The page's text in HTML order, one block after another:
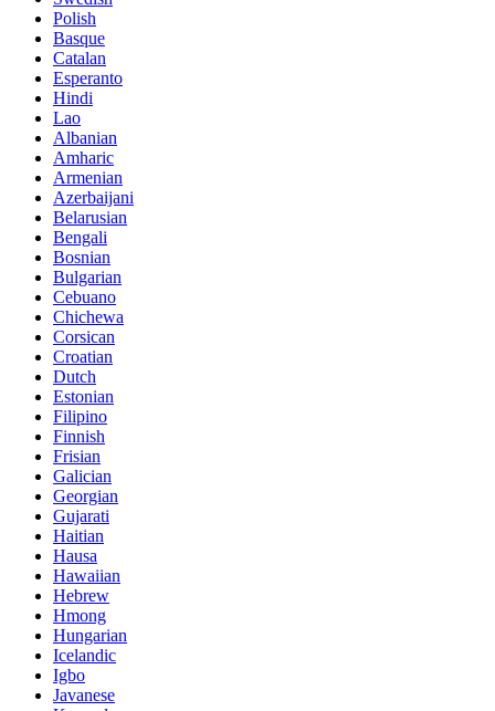
Polish
Basque
Catalan
Esperanto
Hindi
Lao
Albanian
Amharic
Armenian
Azerbaijani
Belarusian
Bengali
Bosnian
Bulgarian
Cebuano
Chichewa
Corsican
Croatian
Dutch
Estonian
Filipino
Finnish
Frisian
Galician
Georgian
Gujarati
Haitian
Hausa
Hawaiian
Hebrew
Hmong
Hungarian
Icelandic
Igbo
Javanese